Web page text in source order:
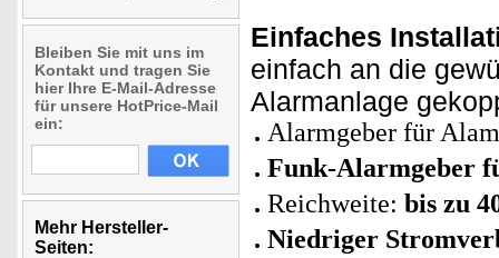
Bleiben Sie mit uns im
Kontakt und tragen Sie
hier Ihre E-Mail-Adresse
für unsere HotPrice-Mail
ein:
Mehr Hersteller-
Seiten:
Einfaches
einfach an die
Alarmanlage
Alarmgeber für
Funk-Alarmgeber
Reichweite: bis zu
Niedriger